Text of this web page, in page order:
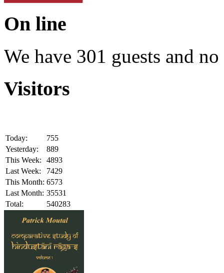
On line
We have 301 guests and
Visitors
Today:
755
Yesterday:
889
This Week:
4893
Last Week:
7429
This Month: 6573
Last Month: 35531
Total:
540283